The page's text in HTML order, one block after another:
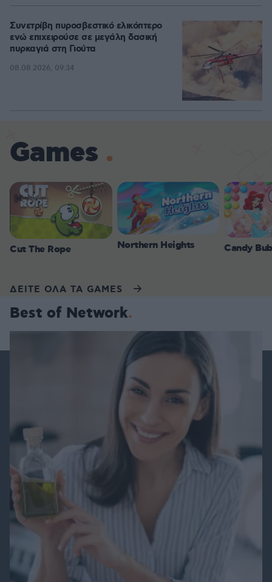
Συνετρίβη πυροσβεστικό ελικόπτερο
ενώ επιχειρούσε σε μεγάλη δασική
πυρκαγιά στη Γιούτα
08.08.2026, 09:34
Games
Cut The Rope Northern Heights Candy
ΔΕΙΤΕ ΟΛΑ ΤΑ GAMES
Best of Network